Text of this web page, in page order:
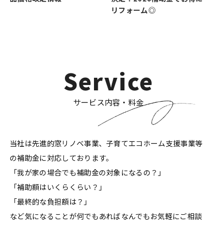
リフォーム◎
Service
サービス内容・料金
当社は先進的窓リノベ事業、子育てエコホーム支援事業等
の補助金に対応しております。
「我が家の場合でも補助金の対象になるの？」
「補助額はいくらくらい？」
「最終的な負担額は？」
など気になることが何でもあればなんでもお気軽にご相談